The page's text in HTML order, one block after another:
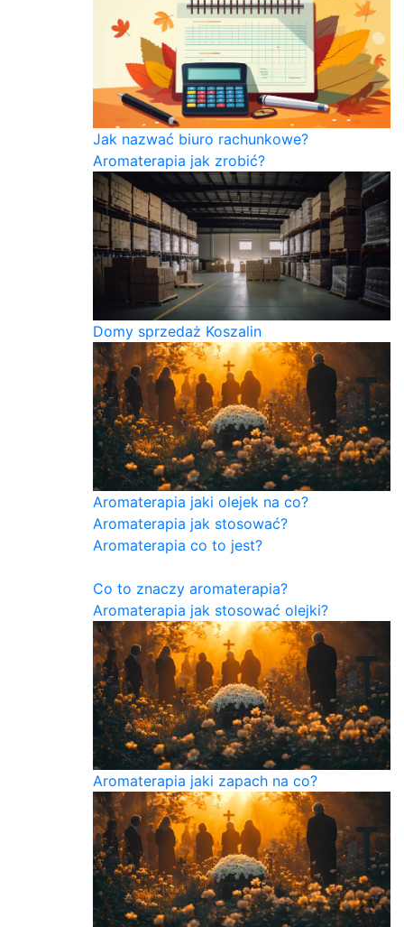
Jak nazwać biuro rachunkowe?
Aromaterapia jak zrobić?
Domy sprzedaż Koszalin
Aromaterapia jaki olejek na co?
Aromaterapia jak stosować?
Aromaterapia co to jest?
Co to znaczy aromaterapia?
Aromaterapia jak stosować olejki?
Aromaterapia jaki zapach na co?